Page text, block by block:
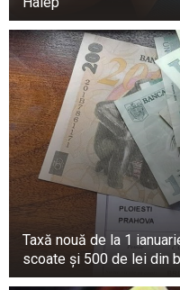
Eram bine, dar
vorbi O coastă ruptă
Andreea Marin la un
Taxă nouă de la 1
scoate și 500 de lei din